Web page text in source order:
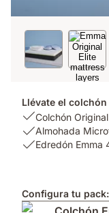
Llévate el
USP
1:
Colchón
tecnología
Airgrid®
Colchón
USP
2:
con
Almohada
USP
4
Edredón Emma
Configura tu pack: